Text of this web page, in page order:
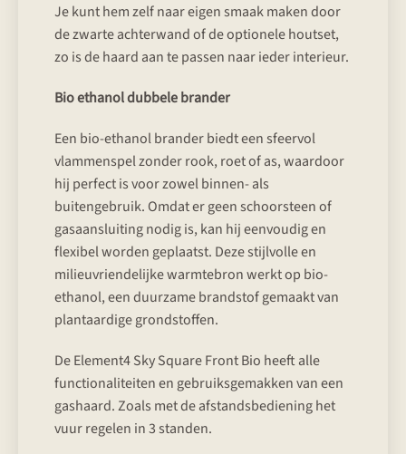
Je kunt hem zelf naar eigen smaak maken door
de zwarte achterwand of de optionele houtset,
zo is de haard aan te passen naar ieder interieur.
Bio ethanol dubbele brander
Een bio-ethanol brander biedt een sfeervol
vlammenspel zonder rook, roet of as, waardoor
hij perfect is voor zowel binnen- als
buitengebruik. Omdat er geen schoorsteen of
gasaansluiting nodig is, kan hij eenvoudig en
flexibel worden geplaatst. Deze stijlvolle en
milieuvriendelijke warmtebron werkt op bio-
ethanol, een duurzame brandstof gemaakt van
plantaardige grondstoffen.
De Element4 Sky Square Front Bio heeft alle
functionaliteiten en gebruiksgemakken van een
gashaard. Zoals met de afstandsbediening het
vuur regelen in 3 standen.